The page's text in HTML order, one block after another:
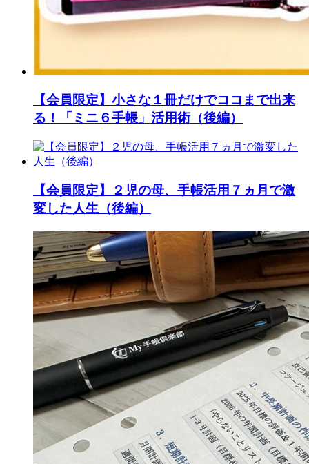
【会員限定】小さな１冊だけでココまで出来
る！「ミニ６手帳」活用術（後編）
【会員限定】２児の母、手帳活用７ヵ月で激
変した人生（後編）